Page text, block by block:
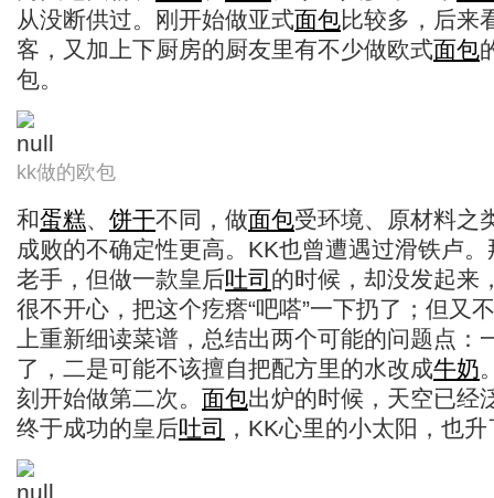
从没断供过。刚开始做亚式面包比较多，后来
客，又加上下厨房的厨友里有不少做欧式面包
包。
kk做的欧包
和蛋糕、 饼干不同，做面包受环境、原材料之
成败的不确定性更高。KK也曾遭遇过滑铁卢
老手，但做一款皇后吐司 的时候，却没发起来
很不开心，把这个疙瘩“吧嗒”一下扔了；但又
上重新细读菜谱，总结出两个可能的问题点：
了，二是可能不该擅自把配方里的水改成牛奶
刻开始做第二次。 面包出炉的时候，天空已经
终于成功的皇后吐司 ，KK心里的小太阳，也